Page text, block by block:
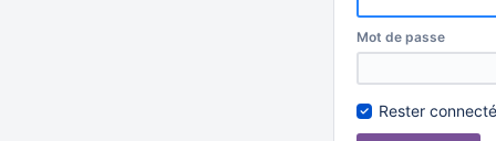
Mot de passe
Rester connecté